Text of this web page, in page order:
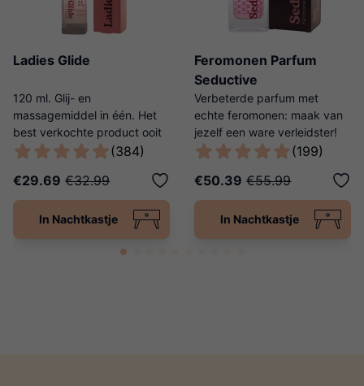
Ladies Glide
120 ml. Glij- en
massagemiddel in één. Het
best verkochte product ooit
van Ladies Night! (384)
€29.69 €32.99
In Nachtkastje
Feromonen Parfum
Seductive
Verbeterde parfum met
echte feromonen: maak van
jezelf een ware verleidster!
(199)
€50.39 €55.99
In Nachtkastje